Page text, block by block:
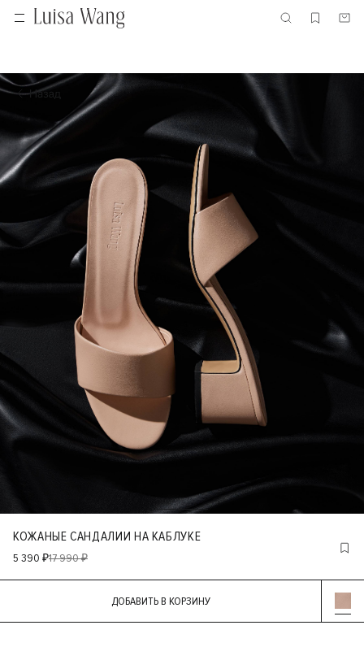
КОЖАНЫЕ САНДАЛИИ НА КАБЛУКЕ
5 390 ₽17 990 ₽
ДОБАВИТЬ В КОРЗИНУ